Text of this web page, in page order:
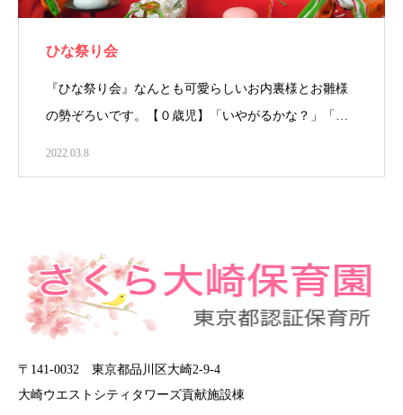
ひな祭り会
『ひな祭り会』なんとも可愛らしいお内裏様とお雛様
の勢ぞろいです。【０歳児】「いやがるかな？」「…
2022.03.8
〒141-0032 東京都品川区大崎2-9-4
大崎ウエストシティタワーズ貢献施設棟